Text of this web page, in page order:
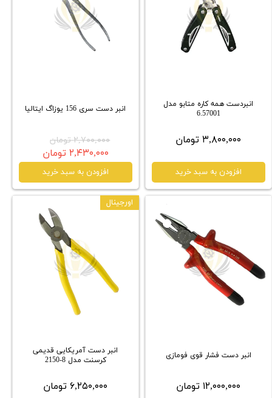
انبردست همه کاره متابو مدل
6.57001
۳,۸۰۰,۰۰۰ تومان
افزودن به سبد خرید
انبر دست سری 156 یوزاگ ایتالیا
۲,۷۰۰,۰۰۰ تومان
۲,۴۳۰,۰۰۰ تومان
افزودن به سبد خرید
انبر دست فشار قوی فومازی
۱۲,۰۰۰,۰۰۰ تومان
انبر دست آمریکایی قدیمی
کرسنت مدل 8-2150
۶,۲۵۰,۰۰۰ تومان
اورجینال